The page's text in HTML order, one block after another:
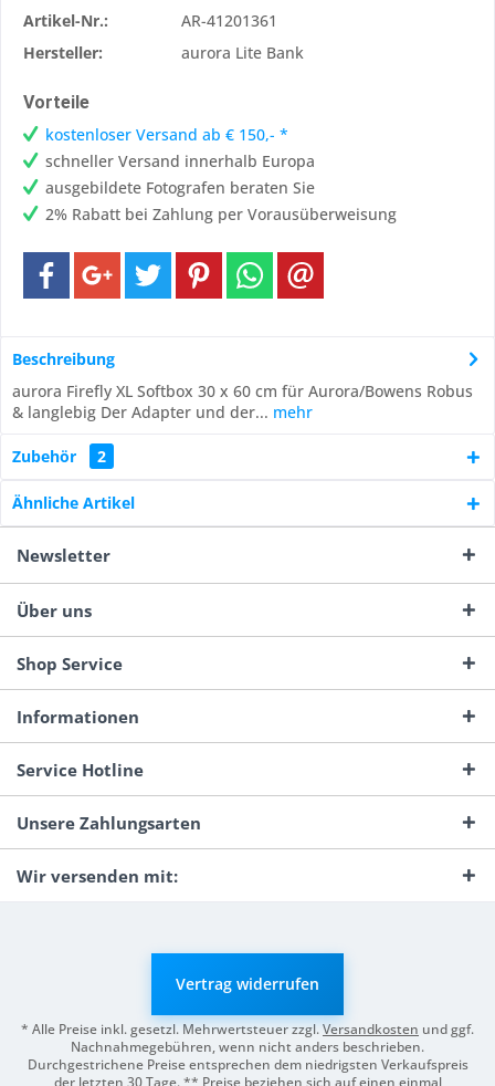
Artikel-Nr.:
AR-41201361
Hersteller:
aurora Lite Bank
Vorteile
kostenloser Versand ab € 150,- *
schneller Versand innerhalb Europa
ausgebildete Fotografen beraten Sie
2% Rabatt bei Zahlung per Vorausüberweisung
Beschreibung
aurora Firefly XL Softbox 30 x 60 cm für Aurora/Bowens Robus
& langlebig Der Adapter und der... mehr
Zubehör 2
Ähnliche Artikel
Newsletter
Über uns
Shop Service
Informationen
Service Hotline
Unsere Zahlungsarten
Wir versenden mit:
Vertrag widerrufen
* Alle Preise inkl. gesetzl. Mehrwertsteuer zzgl.Versandkosten und ggf.
Nachnahmegebühren, wenn nicht anders beschrieben.
Durchgestrichene Preise entsprechen dem niedrigsten Verkaufspreis